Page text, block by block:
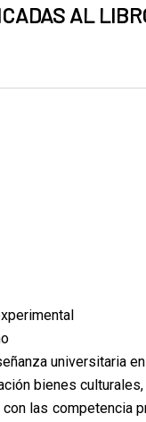
AL
universitaria
bienes
con las